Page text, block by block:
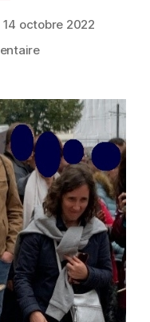
14 octobre 2022